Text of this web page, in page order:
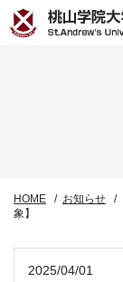
HOME お知らせ
象】
2025/04/01